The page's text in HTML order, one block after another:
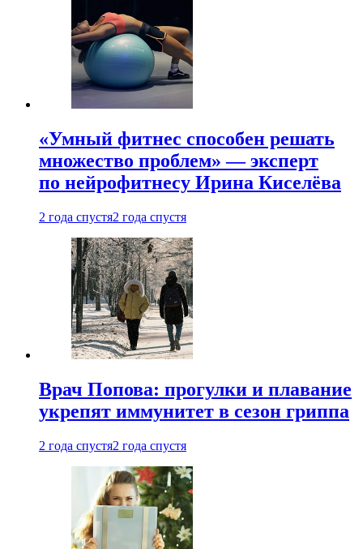
«Умный фитнес способен решать
множество проблем» — эксперт
по нейрофитнесу Ирина Киселёва
2 года спустя2 года спустя
Врач Попова: прогулки и плавание
укрепят иммунитет в сезон гриппа
2 года спустя2 года спустя